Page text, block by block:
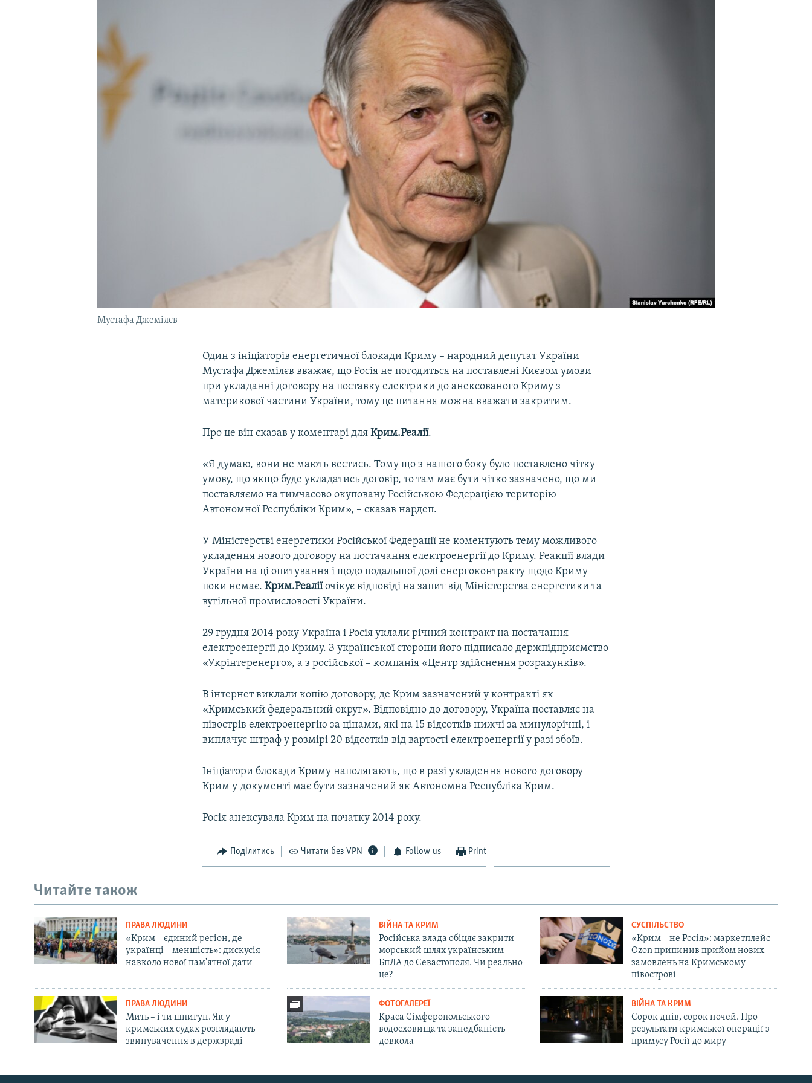
УКРАЇНСЬКА ПРОБЛЕМА КРИМУ
Русский
Мустафа Джемілєв
Один з ініціаторів енергетичної блокади Криму – народний депутат України
Мустафа Джемілєв вважає, що Росія не погодиться на поставлені Києвом умови
при укладанні договору на поставку електрики до анексованого Криму з
материкової частини України, тому це питання можна вважати закритим.
Про це він сказав у коментарі дляКрим.Реалії.
«Я думаю, вони не мають вестись. Тому що з нашого боку було поставлено чітку
умову, що якщо буде укладатись договір, то там має бути чітко зазначено, що ми
поставляємо на тимчасово окуповану Російською Федерацією територію
Автономної Республіки Крим», – сказав нардеп.
У Міністерстві енергетики Російської Федерації не коментують тему можливого
укладення нового договору на постачання електроенергії до Криму. Реакції влади
України на ці опитування і щодо подальшої долі енергоконтракту щодо Криму
поки немає.Крим.Реаліїочікує відповіді на запит від Міністерства енергетики та
вугільної промисловості України.
29 грудня 2014 року Україна і Росія уклали річний контракт на постачання
електроенергії до Криму. З української сторони його підписало держпідприємство
«Укрінтеренерго», а з російської – компанія «Центр здійснення розрахунків».
В інтернет виклали копію договору, де Крим зазначений у контракті як
«Кримський федеральний округ». Відповідно до договору, Україна поставляє на
півострів електроенергію за цінами, які на 15 відсотків нижчі за минулорічні, і
виплачує штраф у розмірі 20 відсотків від вартості електроенергії у разі збоїв.
Ініціатори блокади Криму наполягають, що в разі укладення нового договору
Крим у документі має бути зазначений як Автономна Республіка Крим.
Росія анексувала Крим на початку 2014 року.
Поділитись Читати без VPN Follow us Print
Читайте також
ПРАВА ЛЮДИНИ
«Крим – єдиний регіон, де
українці – меншість»: дискусія
навколо нової пам'ятної дати
ВІЙНА ТА КРИМ
Російська влада обіцяє закрити
морський шлях українським
БпЛА до Севастополя. Чи реально
це?
СУСПІЛЬСТВО
«Крим – не Росія»: маркетплейс
Ozon припинив прийом нових
замовлень на Кримському
півострові
ПРАВА ЛЮДИНИ
Мить – і ти шпигун. Як у
кримських судах розглядають
звинувачення в держзраді
ФОТОГАЛЕРЕЇ
Краса Сімферопольського
водосховища та занедбаність
довкола
ВІЙНА ТА КРИМ
Сорок днів, сорок ночей. Про
результати кримської операції з
примусу Росії до миру